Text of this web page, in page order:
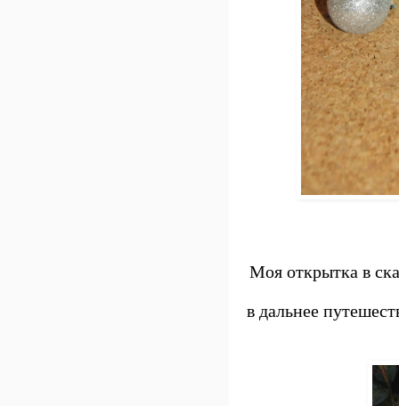
Моя открытка в
в дальнее